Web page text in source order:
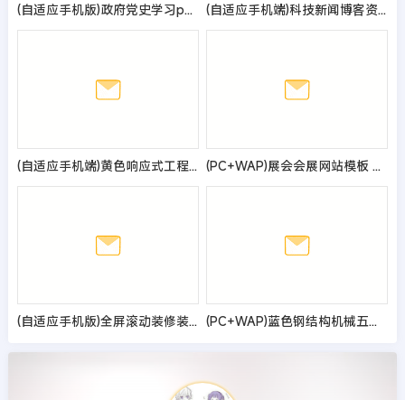
(自适应手机版)政府党史学习pbootcms网站模板 红色教育党建专题网站源码 (自适应手机端)科技新闻博客资讯类网站pbootcms模板 财经新闻资讯网站源码下载
(自适应手机端)黄色响应式工程机械设备pbootcms网站模板 HTML5挖掘机网站源码 (PC+WAP)展会会展网站模板 展会网站源码
(自适应手机版)全屏滚动装修装潢公司网站模板 (PC+WAP)蓝色钢结构机械五金网站pbootcms模板 营销型工程建筑基建网站源码